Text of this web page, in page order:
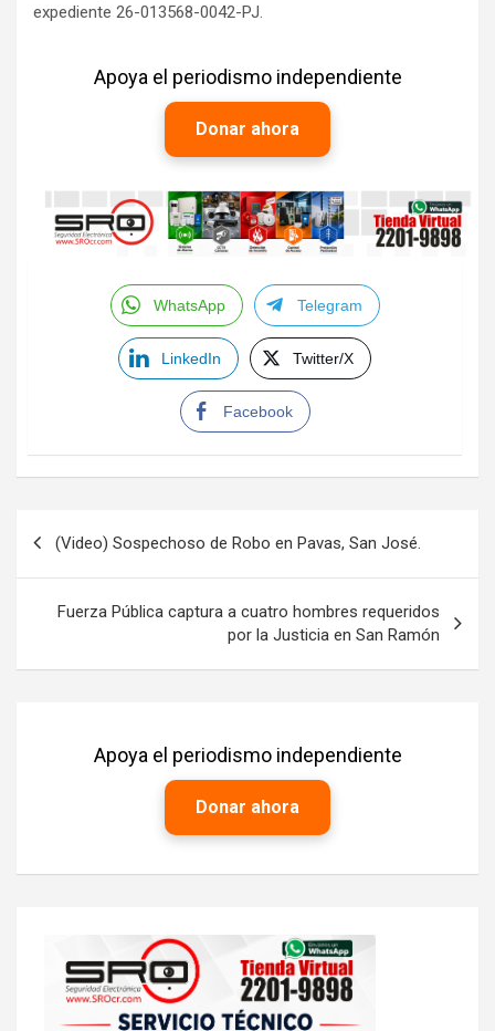
expediente 26-013568-0042-PJ.
Apoya el periodismo independiente
Donar ahora
WhatsApp Telegram
LinkedIn Twitter/X
Facebook
(Video) Sospechoso de Robo en Pavas, San José.
Fuerza Pública captura a cuatro hombres requeridos
por la Justicia en San Ramón
Apoya el periodismo independiente
Donar ahora